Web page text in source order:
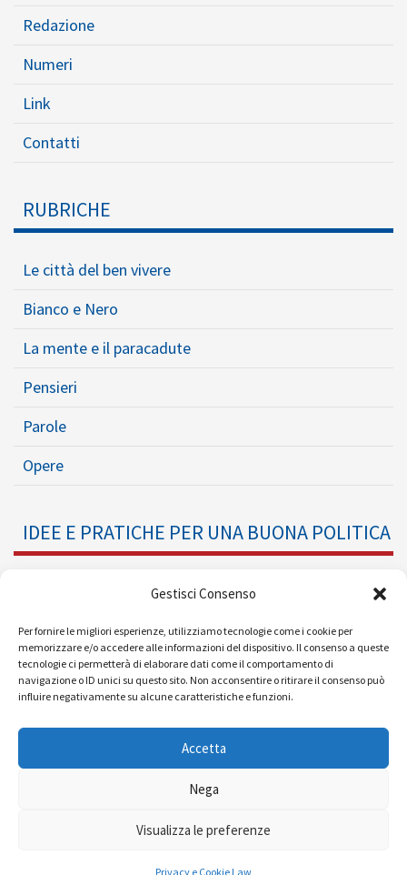
Gestisci Consenso
Per fornire le migliori esperienze, utilizziamo tecnologie come i cookie per
memorizzare e/o accedere alle informazioni del dispositivo. Il consenso a queste
tecnologie ci permetterà di elaborare dati come il comportamento di
navigazione o ID unici su questo sito. Non acconsentire o ritirare il consenso può
influire negativamente su alcune caratteristiche e funzioni.
Accetta
Nega
Visualizza le preferenze
Privacy e Cookie Law
Redazione
Numeri
Link
Contatti
RUBRICHE
Le città del ben vivere
Bianco e Nero
La mente e il paracadute
Pensieri
Parole
Opere
IDEE E PRATICHE PER UNA BUONA POLITICA
Formazione Politica
Eventi